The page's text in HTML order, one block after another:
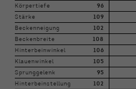
Körpertiefe 96
Stärke 109
Beckenneigung 102
Beckenbreite 108
Hinterbeinwinkel 106
Klauenwinkel 105
Sprunggelenk 95
Hinterbeinstellung 102